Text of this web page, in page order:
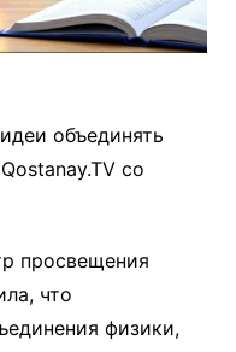
объединять
со
просвещения
что
физики,